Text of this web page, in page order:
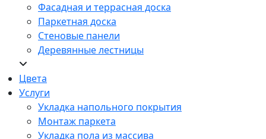
Фасадная и террасная доска
Паркетная доска
Стеновые панели
Деревянные лестницы
Цвета
Услуги
Укладка напольного покрытия
Монтаж паркета
Укладка пола из массива